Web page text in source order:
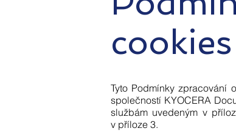
cookies
Tyto Podmínky zpracování
společností KYOCERA
službám uvedeným v
v příloze 3.